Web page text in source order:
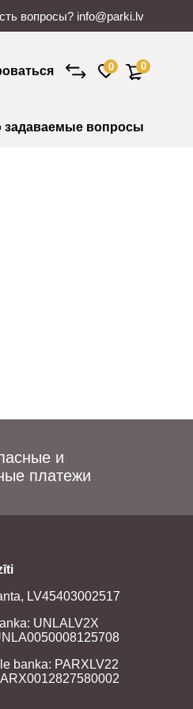
вопросы? info@parki.lv
0 0
задаваемые вопросы
и
платежи
LV45403002517
UNLALV2X
banka: PARXLV22